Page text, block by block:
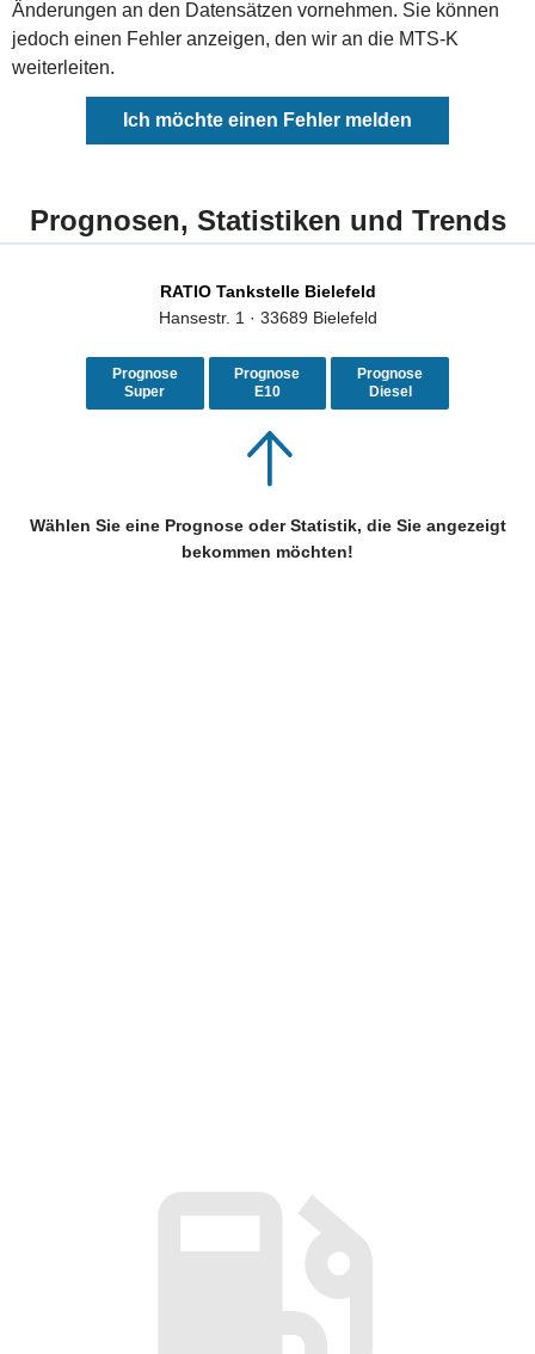
Änderungen an den Datensätzen vornehmen. Sie können
jedoch einen Fehler anzeigen, den wir an die MTS-K
weiterleiten.
Ich möchte einen Fehler melden
Prognosen, Statistiken und Trends
RATIO Tankstelle Bielefeld
Hansestr. 1 · 33689 Bielefeld
Prognose
Super
Prognose
E10
Prognose
Diesel
Wählen Sie eine Prognose oder Statistik, die Sie angezeigt
bekommen möchten!